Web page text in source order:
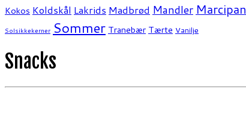
Kokos Koldskål Lakrids Madbrød Mandler Marcipan
Solsikkekerner Sommer Tranebær Tærte Vanilje
Snacks